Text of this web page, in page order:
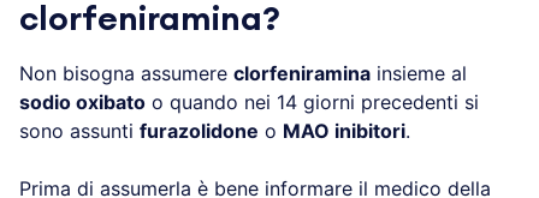
clorfeniramina?
Non bisogna assumere clorfeniramina insieme al
sodio oxibato o quando nei 14 giorni precedenti si
sono assunti furazolidone o MAO inibitori.
Prima di assumerla è bene informare il medico della